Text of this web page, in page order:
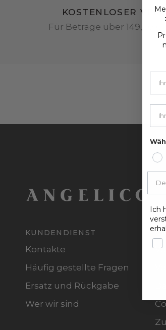
KOSTENLOSER
Für Beträge über 149,00 €
KUNDENDIENST
Kontakte
Häufig gestellte Fragen
Ersatz und Rückgabe
Wer wir sind
Ich